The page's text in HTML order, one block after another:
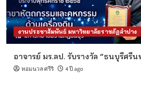
งานประชาสัมพันธ์ มหาวิทยาลัยราชภัฏลำปาง
อาจารย์ มร.ลป. รับรางวัล “ธนบุรีศรี
หอมนวล ศรีริ 4 ปี ago